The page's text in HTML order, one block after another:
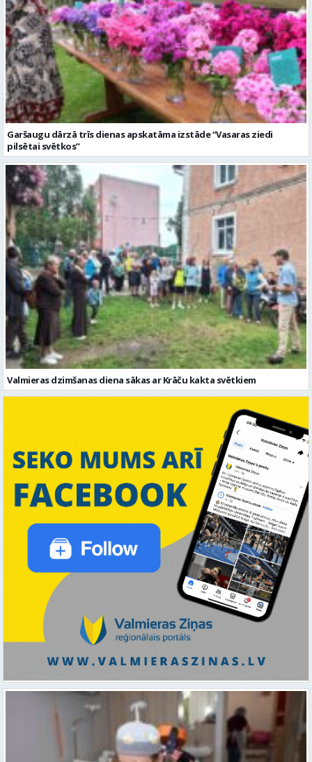
Garšaugu dārzā trīs dienas apskatāma izstāde “Vasaras ziedi
pilsētai svētkos”
Valmieras dzimšanas diena sākas ar Krāču kakta svētkiem